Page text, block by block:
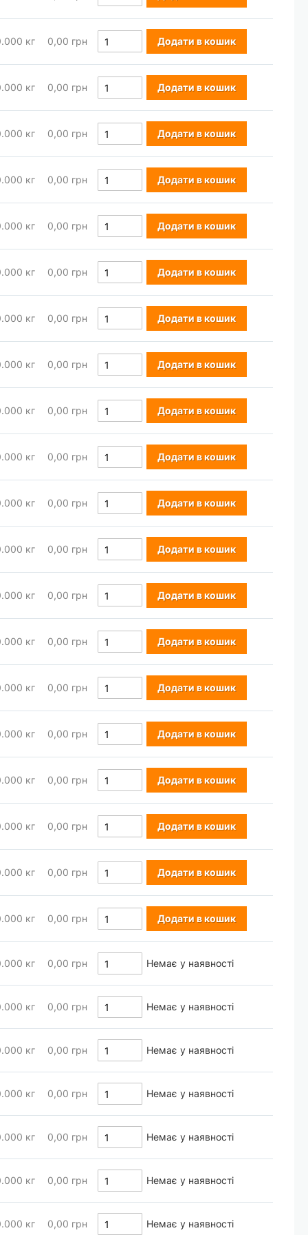
кг 0,00 грн Додати в кошик
кг 0,00 грн Додати в кошик
кг 0,00 грн Додати в кошик
кг 0,00 грн Додати в кошик
кг 0,00 грн Додати в кошик
кг 0,00 грн Додати в кошик
кг 0,00 грн Додати в кошик
кг 0,00 грн Додати в кошик
кг 0,00 грн Додати в кошик
кг 0,00 грн Додати в кошик
кг 0,00 грн Додати в кошик
кг 0,00 грн Додати в кошик
кг 0,00 грн Додати в кошик
кг 0,00 грн Додати в кошик
кг 0,00 грн Додати в кошик
кг 0,00 грн Додати в кошик
кг 0,00 грн Додати в кошик
кг 0,00 грн Додати в кошик
кг 0,00 грн Додати в кошик
кг 0,00 грн Додати в кошик
кг 0,00 грн Немає у наявності
кг 0,00 грн Немає у наявності
кг 0,00 грн Немає у наявності
кг 0,00 грн Немає у наявності
кг 0,00 грн Немає у наявності
кг 0,00 грн Немає у наявності
кг 0,00 грн Немає у наявності